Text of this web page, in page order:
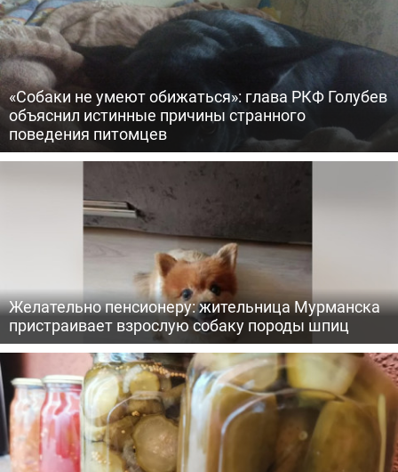
«Собаки не умеют обижаться»: глава РКФ Голубев
объяснил истинные причины странного
поведения питомцев
Желательно пенсионеру: жительница Мурманска
пристраивает взрослую собаку породы шпиц